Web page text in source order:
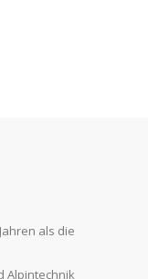
als die
Alpintechnik